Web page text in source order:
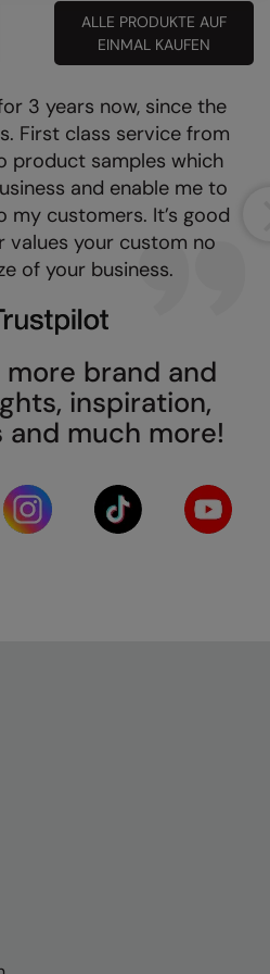
ALLE PRODUKTE AUF
EINMAL KAUFEN
3 years now, since the
First class service from
product samples which
and enable me to
my customers. It’s good
values your custom no
of your business.
brand and
inspiration,
much more!